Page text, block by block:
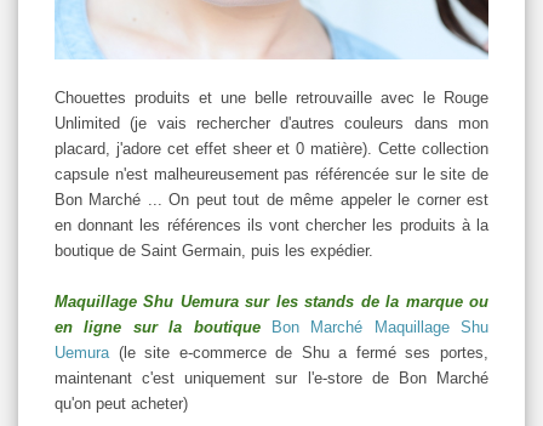
Chouettes produits et une belle retrouvaille avec le Rouge
Unlimited (je vais rechercher d'autres couleurs dans mon
placard, j'adore cet effet sheer et 0 matière). Cette collection
capsule n'est malheureusement pas référencée sur le site de
Bon Marché ... On peut tout de même appeler le corner est
en donnant les références ils vont chercher les produits à la
boutique de Saint Germain, puis les expédier.
Maquillage Shu Uemura sur les stands de la marque ou
en ligne sur la boutique
Bon Marché Maquillage Shu
Uemura (le site e-commerce de Shu a fermé ses portes,
maintenant c'est uniquement sur l'e-store de Bon Marché
qu'on peut acheter)